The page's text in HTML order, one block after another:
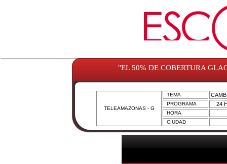
"EL 50% DE COBERTURA
TELEAMAZONAS - G
TEMA
PROGRAMA 24
HORA
CIUDAD